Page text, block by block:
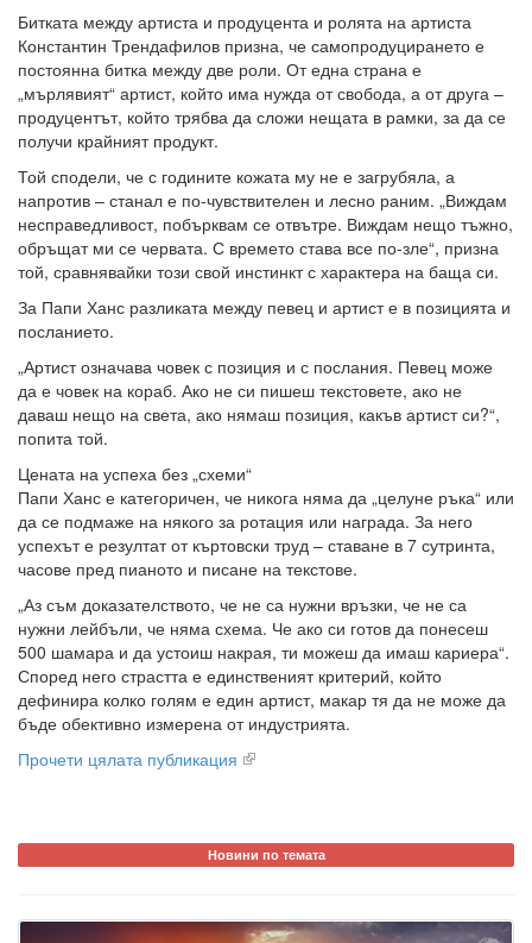
Битката между артиста и продуцента и ролята на артиста
Константин Трендафилов призна, че самопродуцирането е
постоянна битка между две роли. От една страна е
„мърлявият“ артист, който има нужда от свобода, а от друга –
продуцентът, който трябва да сложи нещата в рамки, за да се
получи крайният продукт.
Той сподели, че с годините кожата му не е загрубяла, а
напротив – станал е по-чувствителен и лесно раним. „Виждам
несправедливост, побърквам се отвътре. Виждам нещо тъжно,
обръщат ми се червата. С времето става все по-зле“, призна
той, сравнявайки този свой инстинкт с характера на баща си.
За Папи Ханс разликата между певец и артист е в позицията и
посланието.
„Артист означава човек с позиция и с послания. Певец може
да е човек на кораб. Ако не си пишеш текстовете, ако не
даваш нещо на света, ако нямаш позиция, какъв артист си?“,
попита той.
Цената на успеха без „схеми“
Папи Ханс е категоричен, че никога няма да „целуне ръка“ или
да се подмаже на някого за ротация или награда. За него
успехът е резултат от къртовски труд – ставане в 7 сутринта,
часове пред пианото и писане на текстове.
„Аз съм доказателството, че не са нужни връзки, че не са
нужни лейбъли, че няма схема. Че ако си готов да понесеш
500 шамара и да устоиш накрая, ти можеш да имаш кариера“.
Според него страстта е единственият критерий, който
дефинира колко голям е един артист, макар тя да не може да
бъде обективно измерена от индустрията.
Прочети цялата публикация
Новини по темата